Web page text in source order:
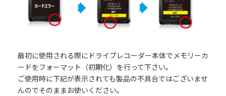
最初に使用される際にドライブレコーダー本体でメモリーカ
ードをフォーマット（初期化）を行って下さい。
ご使用時に下記が表示されても製品の不具合ではございませ
んのでそのままお使いください。